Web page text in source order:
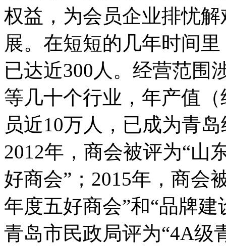
权益，为会员企业排忧
展。在短短的几年时间
已达近300人。经营范围
等几十个行业，年产值
员近10万人，已成为青
2012年，商会被评为“山
好商会”；2015年，商会
年度五好商会”和“品牌
青岛市民政局评为“4A级